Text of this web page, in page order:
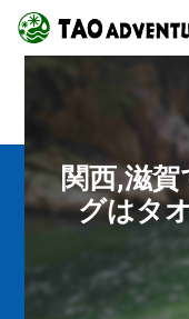
関西,滋
グはタ